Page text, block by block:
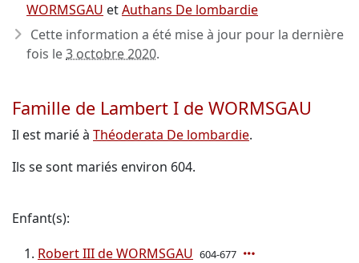
WORMSGAU etAuthans De lombardie
Cette information a été mise à jour pour la dernière
fois le3 octobre 2020.
Famille de Lambert I de WORMSGAU
Il est marié à Théoderata De lombardie.
Ils se sont mariés environ 604.
Enfant(s):
Robert III de WORMSGAU 604-677